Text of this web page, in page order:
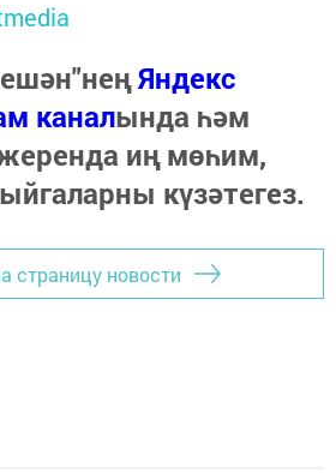
Яндекс
каналында һәм
иң мөһим,
күзәтегез.
страницу новости